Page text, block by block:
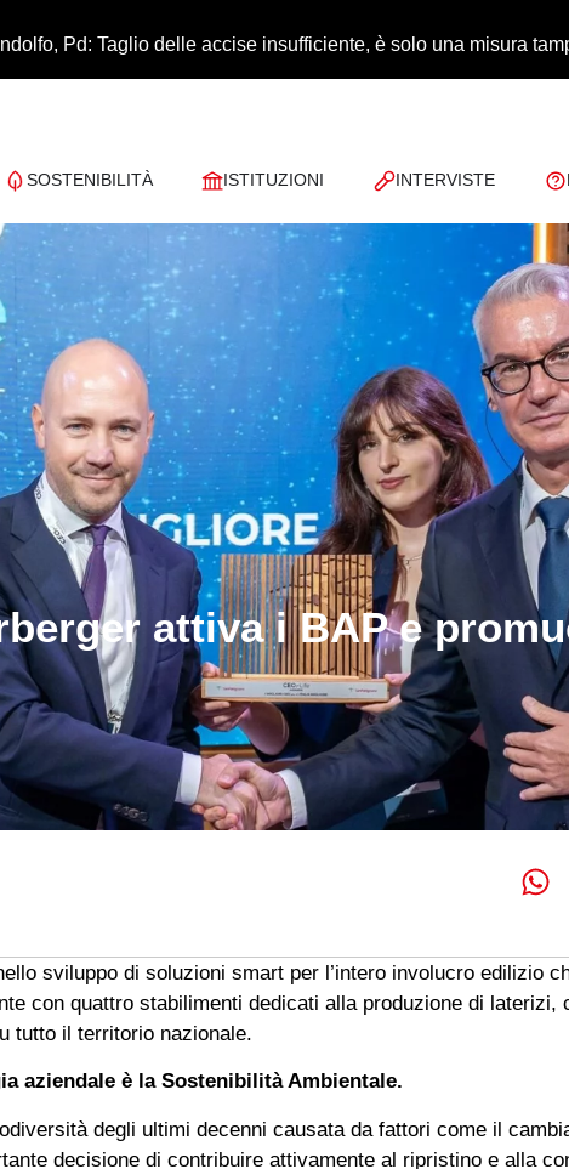
Pd: Taglio delle accise insufficiente, è solo una misura
SOSTENIBILITÀ ISTITUZIONI INTERVISTE
attiva i BAP e
sviluppo di soluzioni smart per l’intero involucro edilizio
con quattro stabilimenti dedicati alla produzione di laterizi,
tutto il territorio nazionale.
aziendale è la Sostenibilità Ambientale.
degli ultimi decenni causata da fattori come il
decisione di contribuire attivamente al ripristino e alla